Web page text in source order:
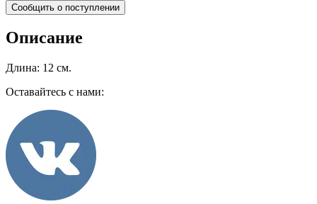
Сообщить о поступлении
Описание
Длина: 12 см.
Оставайтесь с нами: